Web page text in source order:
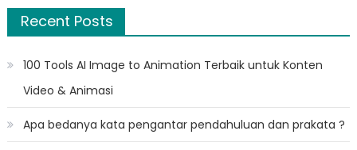
Recent Posts
100 Tools AI Image to Animation Terbaik untuk Konten
Video & Animasi
Apa bedanya kata pengantar pendahuluan dan prakata ?